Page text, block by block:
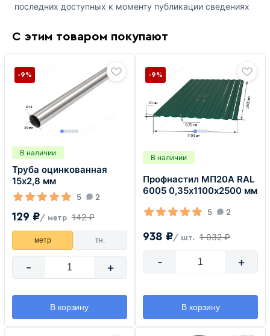
последних доступных к моменту публикации сведениях
С этим товаром покупают
В наличии
Труба оцинкованная
15х2,8 мм
5 2
129 ₽/ метр 142 ₽
-9%
метр тн.
- +
В корзину
В наличии
Профнастил МП20А RAL
6005 0,35х1100х2500 мм
5 2
938 ₽/ шт. 1 032 ₽
-9%
- +
В корзину